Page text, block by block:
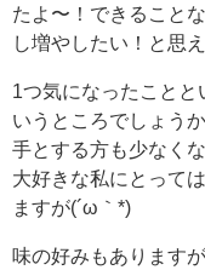
たよ〜！できること
し増やしたい！と思
1つ気になったことと
いうところでしょう
手とする方も少なく
大好きな私にとって
ますが(´ω｀*)
味の好みもあります